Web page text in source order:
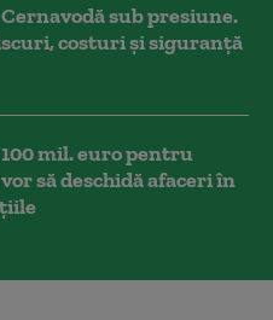
sub presiune.
costuri și siguranță
mil. euro pentru
să deschidă afaceri în